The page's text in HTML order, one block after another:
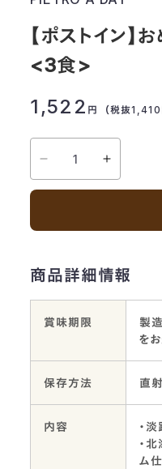
【ポストイン】
<3食>
1,522 円 （税抜1,410
商品詳細情報
賞味期限
製
を
保存方法 直
内容
・
・
ム